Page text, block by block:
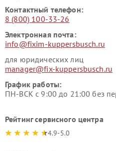
Контактный телефон:
8 (800) 100-33-26
Электронная почта:
info@fixim-kuppersbusch.ru
для юридических лиц
manager@fix-kuppersbusch.ru
График работы:
ПН-ВСК с 9:00 до 21:00 без
Рейтинг сервисного центра
4.9-5.0